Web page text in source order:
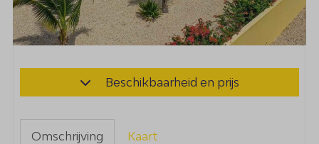
Beschikbaarheid en prijs
Omschrijving Kaart